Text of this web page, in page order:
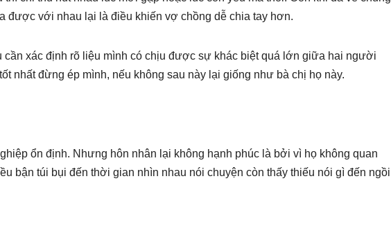
được với nhau lại là điều khiến vợ chồng dễ chia tay hơn.
cần xác định rõ liệu mình có chịu được sự khác biệt quá lớn giữa hai người
nhất đừng ép mình, nếu không sau này lại giống như bà chị họ này.
ổn định. Nhưng hôn nhân lại không hạnh phúc là bởi vì họ không quan
bận túi bụi đến thời gian nhìn nhau nói chuyện còn thấy thiếu nói gì đến ngồi